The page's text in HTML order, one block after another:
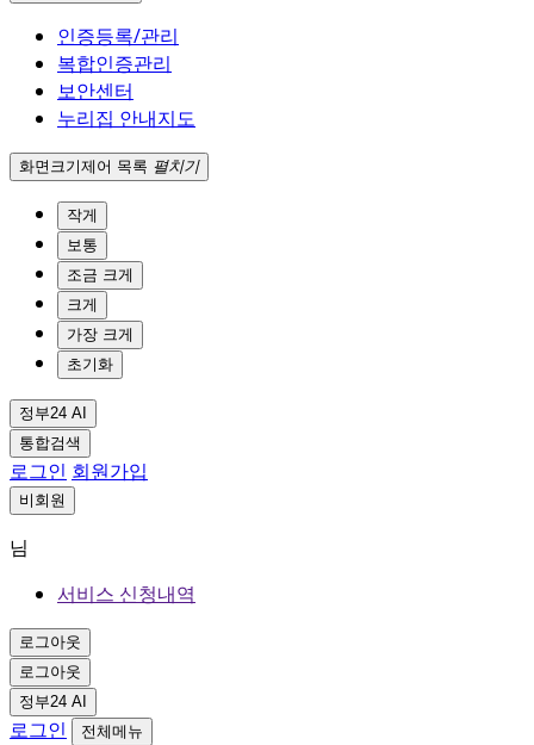
인증등록/관리
복합인증관리
보안센터
누리집 안내지도
화면크기제어 목록 펼치기
작게
보통
조금 크게
크게
가장 크게
초기화
정부24 AI
통합검색
로그인 회원가입
비회원
님
서비스 신청내역
로그아웃
로그아웃
정부24 AI
로그인 전체메뉴